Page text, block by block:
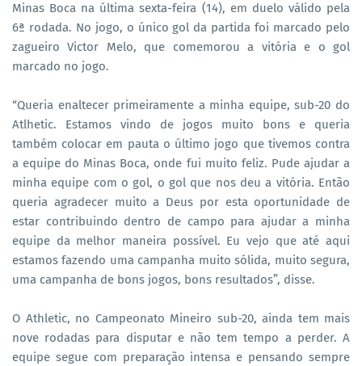
Minas Boca na última sexta-feira (14), em duelo válido pela
6ª rodada. No jogo, o único gol da partida foi marcado pelo
zagueiro Victor Melo, que comemorou a vitória e o gol
marcado no jogo.
“Queria enaltecer primeiramente a minha equipe, sub-20 do
Atlhetic. Estamos vindo de jogos muito bons e queria
também colocar em pauta o último jogo que tivemos contra
a equipe do Minas Boca, onde fui muito feliz. Pude ajudar a
minha equipe com o gol, o gol que nos deu a vitória. Então
queria agradecer muito a Deus por esta oportunidade de
estar contribuindo dentro de campo para ajudar a minha
equipe da melhor maneira possível. Eu vejo que até aqui
estamos fazendo uma campanha muito sólida, muito segura,
uma campanha de bons jogos, bons resultados”, disse.
O Athletic, no Campeonato Mineiro sub-20, ainda tem mais
nove rodadas para disputar e não tem tempo a perder. A
equipe segue com preparação intensa e pensando sempre